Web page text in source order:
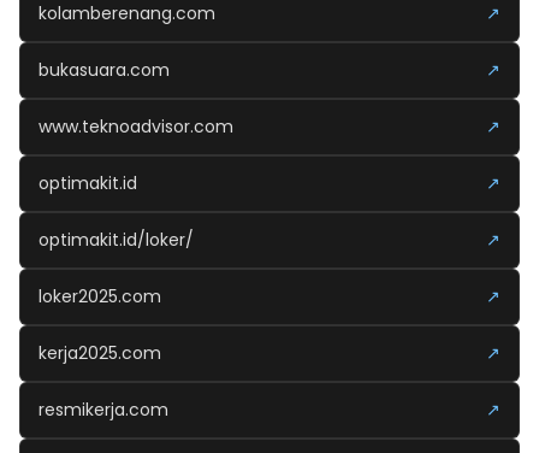
kolamberenang.com ↗
bukasuara.com ↗
www.teknoadvisor.com ↗
optimakit.id ↗
optimakit.id/loker/ ↗
loker2025.com ↗
kerja2025.com ↗
resmikerja.com ↗